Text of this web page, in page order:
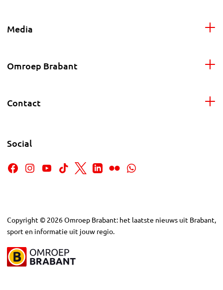
Media
Omroep Brabant
Contact
Social
Copyright © 2026Omroep Brabant: het laatste nieuws uit Brabant,
sport en informatie uit jouw regio.